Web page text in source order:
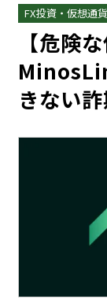
FX投資・仮想通
【危険
きない